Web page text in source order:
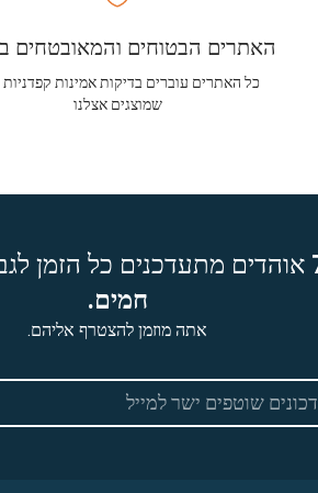
האתרים הבטוחים והמאובטחים
כל האתרים עוברים בדיקות אמינות קפדניות
שמוצגים אצלנו
אוהדים מתעדכנים כל הזמן
חמים.
אתה מוזמן להצטרף אליהם.